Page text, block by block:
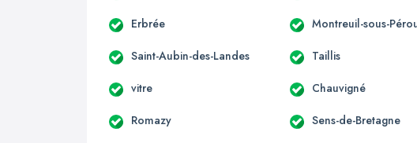
Erbrée Montreuil-sous-
Saint-Aubin-des-Landes Taillis
vitre Chauvigné
Romazy Sens-de-Bretagne